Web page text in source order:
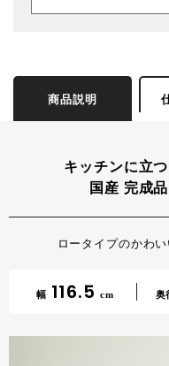
商品説明
キッチンに立
国産 完成
ロータイプのかわ
幅 116.5 cm 奥